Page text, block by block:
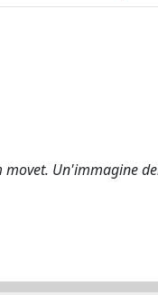
Un'immagine